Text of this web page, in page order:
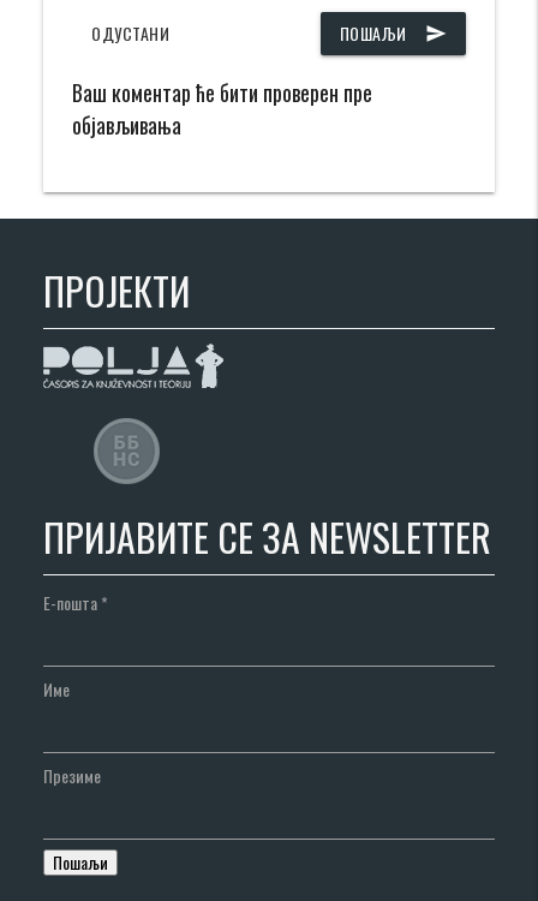
ПОШАЉИ send
ОДУСТАНИ
Ваш коментар ће бити проверен пре
објављивања
ПРОЈЕКТИ
ПРИЈАВИТЕ СЕ ЗА NEWSLETTER
Е-пошта*
Име
Презиме